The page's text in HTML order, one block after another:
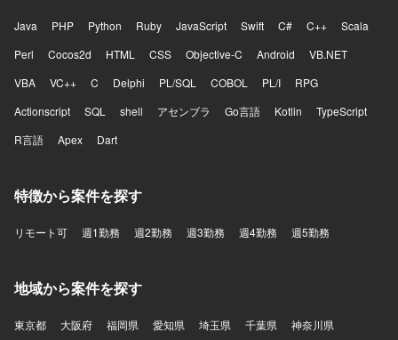
Java PHP Python Ruby JavaScript Swift C# C++
Scala
Perl
Cocos2d HTML CSS Objective-C Android
VB.NET
VBA
VC++ C Delphi PL/SQL COBOL PL/I
RPG
Actionscript
SQL shell アセンブラ Go言語 Kotlin
TypeScript
R言語
Apex Dart
特徴から案件を探す
リモート可 週1勤務 週2勤務 週3勤務 週4勤務 週5勤務
地域から案件を探す
東京都 大阪府 福岡県 愛知県 埼玉県 千葉県 神奈川県